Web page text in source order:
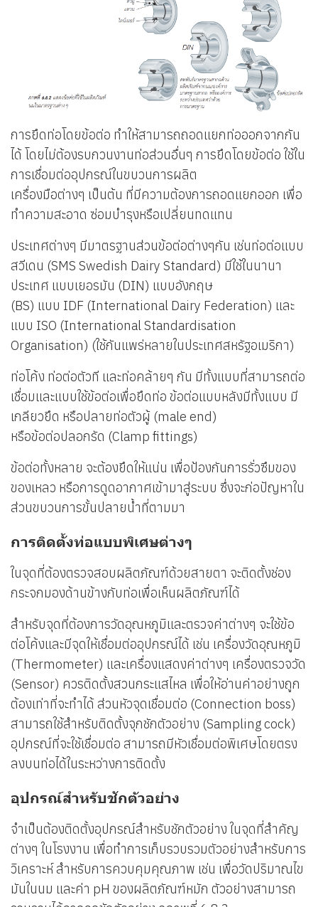
การยึดท่อโดยข้อต่อ ทำให้สามารถถอดแยกท่อออกจากกัน
ได้ โดยไม่ต้องรบกวนงานท่อส่วนอื่นๆ การยึดโดยข้อต่อ ใช้ใน
การเชื่อมต่ออุปกรณ์ในขบวนการผลิต
เครื่องมือต่างๆ เป็นต้น ที่มีความต้องการถอดแยกออก เพื่อ
ทำความสะอาด ซ่อมบำรุงหรือเปลี่ยนทดแทน
ประเทศต่างๆ มีมาตรฐานส่วนข้อต่อต่างๆกัน เช่นท่อต่อแบบ
สวีเดน (SMS Swedish Dairy Standard) มีใช้ในนานา
ประเทศ แบบเยอรมัน (DIN) แบบอังกฤษ
(BS) แบบ IDF (International Dairy Federation) และ
แบบ ISO (International Standardisation
Organisation) (ใช้กันแพร่หลายในประเทศสหรัฐอเมริกา)
ท่อโค้ง ท่อต่อตัวที และท่อคล้ายๆ กัน มีทั้งแบบที่สามารถต่อ
เชื่อมและแบบใช้ข้อต่อเพื่อยึดท่อ ข้อต่อแบบหลังมีทั้งแบบ มี
เกลียวยึด หรือปลายท่อตัวผู้ (male end)
หรือข้อต่อปลอกรัด (Clamp fittings)
ข้อต่อทั้งหลาย จะต้องยึดให้แน่น เพื่อป้องกันการรั่วซึมของ
ของเหลว หรือการดูดอากาศเข้ามาสู่ระบบ ซึ่งจะก่อปัญหาใน
ส่วนขบวนการขั้นปลายน้ำที่ตามมา
การติดตั้งท่อแบบพิเศษต่างๆ
ในจุดที่ต้องตรวจสอบผลิตภัณฑ์ด้วยสายตา จะติดตั้งช่อง
กระจกมองด้านข้างกับท่อเพื่อเห็นผลิตภัณฑ์ได้
สำหรับจุดที่ต้องการวัดอุณหภูมิและตรวจค่าต่างๆ จะใช้ข้อ
ต่อโค้งและมีจุดให้เชื่อมต่ออุปกรณ์ได้ เช่น เครื่องวัดอุณหภูมิ
(Thermometer) และเครื่องแสดงค่าต่างๆ เครื่องตรวจวัด
(Sensor) ควรติดตั้งสวนกระแสไหล เพื่อให้อ่านค่าอย่างถูก
ต้องเท่าที่จะทำได้ ส่วนหัวจุดเชื่อมต่อ (Connection boss)
สามารถใช้สำหรับติดตั้งจุกชักตัวอย่าง (Sampling cock)
อุปกรณ์ที่จะใช้เชื่อมต่อ สามารถมีหัวเชื่อมต่อพิเศษโดยตรง
ลงบนท่อได้ในระหว่างการติดตั้ง
อุปกรณ์สำหรับชักตัวอย่าง
จำเป็นต้องติดตั้งอุปกรณ์สำหรับชักตัวอย่าง ในจุดที่สำคัญ
ต่างๆ ในโรงงาน เพื่อทำการเก็บรวบรวมตัวอย่างสำหรับการ
วิเคราะห์ สำหรับการควบคุมคุณภาพ เช่น เพื่อวัดปริมาณไข
มันในนม และค่า pH ของผลิตภัณฑ์หมัก ตัวอย่างสามารถ